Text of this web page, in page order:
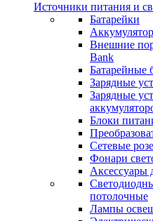
Источники питания и
Батарейки
Внешние
Bank
Батарейные
Зарядные
Зарядные
Блоки
Сетевые
Фонари
Аксессуары
потолочные
Лампы